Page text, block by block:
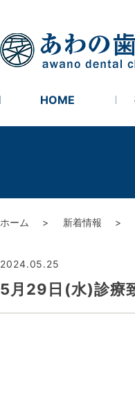
HOME
ホーム 新着情報
2024.05.25
5月29日(水)診療